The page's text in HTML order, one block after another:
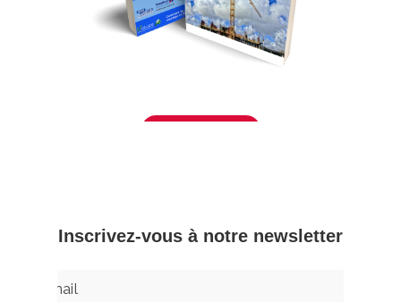
– Inscrivez-vous à notre newsletter –